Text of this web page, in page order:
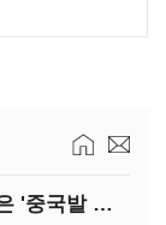
세계성장률 상향 조정했지만…한국은 '중국발 살얼음판'